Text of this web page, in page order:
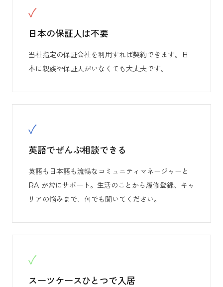
✓
日本の保証人は不要
当社指定の保証会社を利用すれば契約できます。日
本に親族や保証人がいなくても大丈夫です。
✓
英語でぜんぶ相談できる
英語も日本語も流暢なコミュニティマネージャーと
RA が常にサポート。生活のことから履修登録、キャ
リアの悩みまで、何でも聞いてください。
✓
スーツケースひとつで入居